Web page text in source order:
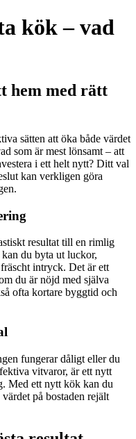
kök – vad
hem med rätt
sätten att öka både värdet
som är mest lönsamt – att
i ett helt nytt? Ditt val
kan verkligen göra
resultat till en rimlig
du byta ut luckor,
intryck. Det är ett
du är nöjd med själva
ofta kortare byggtid och
fungerar dåligt eller du
vitvaror, är ett nytt
Med ett nytt kök kan du
på bostaden rejält